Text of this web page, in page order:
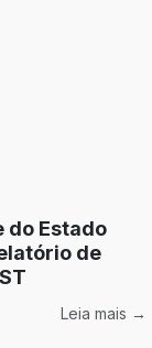
do Estado
de
Leia mais →